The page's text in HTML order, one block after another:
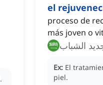
.
el
proceso de
más joven o
الشباب
Ex: El
piel.